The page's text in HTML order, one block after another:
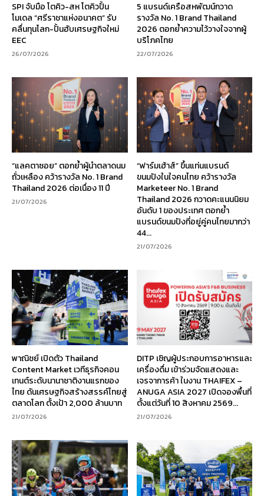
SPI จับมือ โตคิว-สห โตคิวปั้น
โมเดล “ศรีราชาแห่งอนาคต” รับ
คลื่นทุนโลก-ปั้นฮับเศรษฐกิจใหม่
EEC
26/07/2026
5 แบรนด์เครือสหพัฒน์กวาด
รางวัล No. 1 Brand Thailand
2026 ตอกย้ำความไว้วางใจจากผู้
บริโภคไทย
22/07/2026
“แลคตาซอย” ตอกย้ำผู้นำตลาดนม
ถั่วเหลือง คว้ารางวัล No. 1 Brand
Thailand 2026 ต่อเนื่อง 11 ปี
21/07/2026
“ฟาร์มเฮ้าส์” ขึ้นแท่นแบรนด์
ขนมปังในใจคนไทย คว้ารางวัล
Marketeer No. 1 Brand
Thailand 2026 กวาดคะแนนนิยม
อันดับ 1 ของประเทศ ตอกย้ำ
แบรนด์ขนมปังที่อยู่คู่คนไทยมากว่า
44...
21/07/2026
พาณิชย์ เปิดตัว Thailand
Content Market เวทีธุรกิจคอน
เทนต์ระดับนานาชาติงานแรกของ
ไทย ดันเศรษฐกิจสร้างสรรค์ไทยสู่
ตลาดโลก ตั้งเป้า 2,000 ล้านบาท
21/07/2026
DITP เชิญผู้ประกอบการอาหารและ
เครื่องดื่ม เข้าร่วมจัดแสดงและ
เจรจาการค้า ในงาน THAIFEX –
ANUGA ASIA 2027 เปิดจองพื้นที่
ตั้งแต่วันที่ 10 สิงหาคม 2569...
21/07/2026